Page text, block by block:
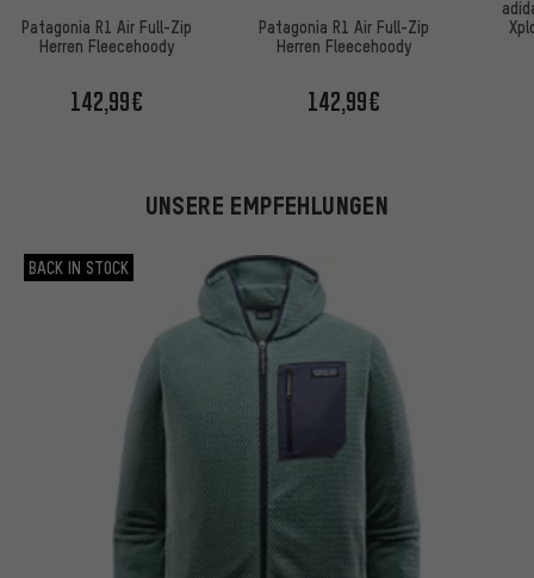
Patagonia R1 Air Full-Zip
Herren Fleecehoody
142,99€
Patagonia R1 Air Full-Zip
Herren Fleecehoody
142,99€
UNSERE EMPFEHLUNGEN
BACK IN STOCK